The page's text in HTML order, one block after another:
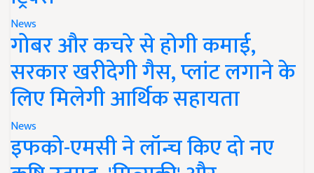
News
गोबर और कचरे से होगी कमाई,
सरकार खरीदेगी गैस, प्लांट लगाने के
लिए मिलेगी आर्थिक सहायता
News
इफको-एमसी ने लॉन्च किए दो नए